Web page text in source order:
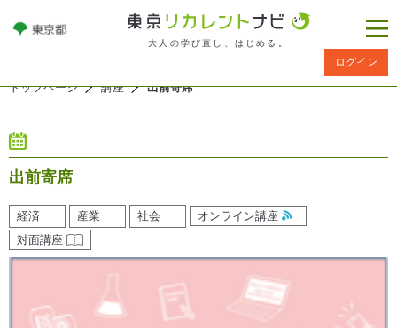
大人の学び直し、はじめる。
ログイン
トップページ 講座 出前寄席
出前寄席
経済 産業 社会
オンライン講座
対面講座